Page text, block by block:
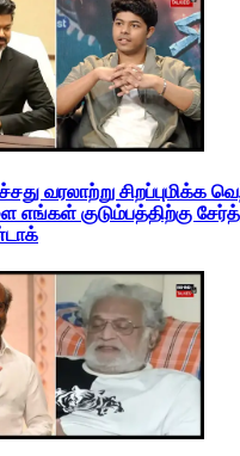
வரலாற்று சிறப்புமிக்க
எங்கள் குடும்பத்திற்கு